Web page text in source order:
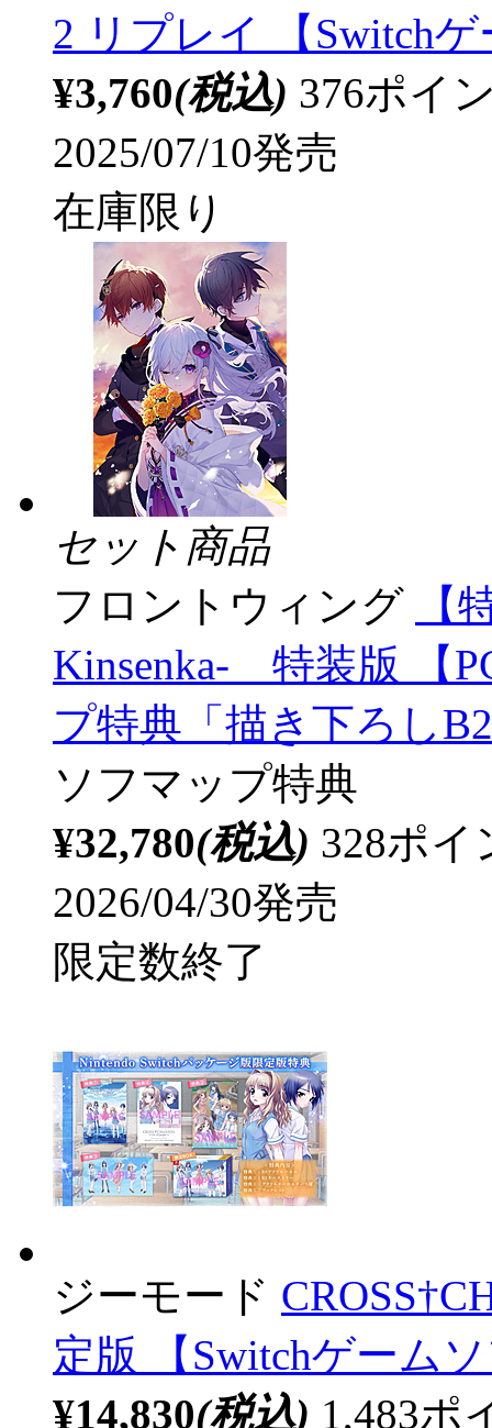
2 リプレイ 【Switch
¥3,760(税込) 376ポイ
2025/07/10発売
在庫限り
セット商品
フロントウィング
【
Kinsenka- 特装版 【
プ特典「描き下ろし
ソフマップ特典
¥32,780(税込) 328ポ
2026/04/30発売
限定数終了
ジーモード
定版 【Switchゲーム
¥14,830(税込) 1,483ポ